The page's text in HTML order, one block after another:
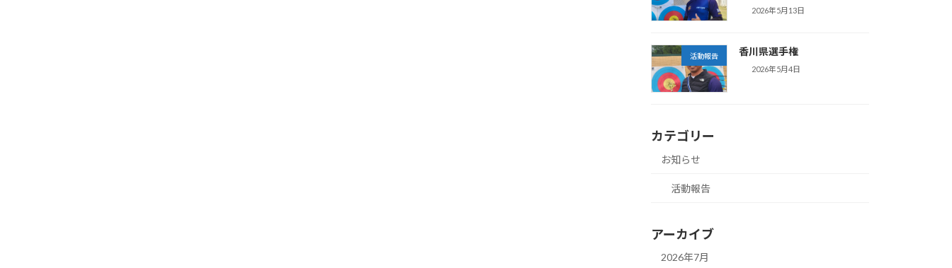
2026年5月13日
活動報告 香川県選手権
2026年5月4日
カテゴリー
お知らせ
活動報告
アーカイブ
2026年7月